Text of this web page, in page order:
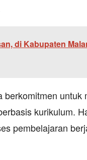
di Kabupaten
berkomitmen
kurikulum.
pembelajaran